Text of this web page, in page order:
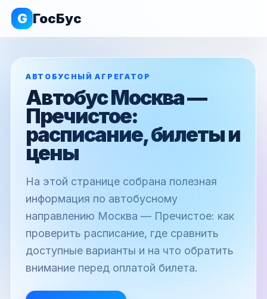
G ГосБус
АВТОБУСНЫЙ АГРЕГАТОР
Автобус Москва —
Пречистое:
расписание, билеты и
цены
На этой странице собрана полезная
информация по автобусному
направлению Москва — Пречистое: как
проверить расписание, где сравнить
доступные варианты и на что обратить
внимание перед оплатой билета.